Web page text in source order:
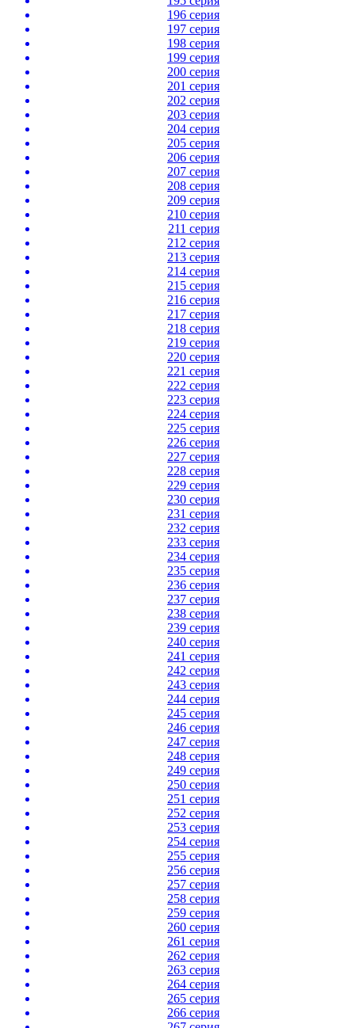
196 серия
197 серия
198 серия
199 серия
200 серия
201 серия
202 серия
203 серия
204 серия
205 серия
206 серия
207 серия
208 серия
209 серия
210 серия
211 серия
212 серия
213 серия
214 серия
215 серия
216 серия
217 серия
218 серия
219 серия
220 серия
221 серия
222 серия
223 серия
224 серия
225 серия
226 серия
227 серия
228 серия
229 серия
230 серия
231 серия
232 серия
233 серия
234 серия
235 серия
236 серия
237 серия
238 серия
239 серия
240 серия
241 серия
242 серия
243 серия
244 серия
245 серия
246 серия
247 серия
248 серия
249 серия
250 серия
251 серия
252 серия
253 серия
254 серия
255 серия
256 серия
257 серия
258 серия
259 серия
260 серия
261 серия
262 серия
263 серия
264 серия
265 серия
266 серия